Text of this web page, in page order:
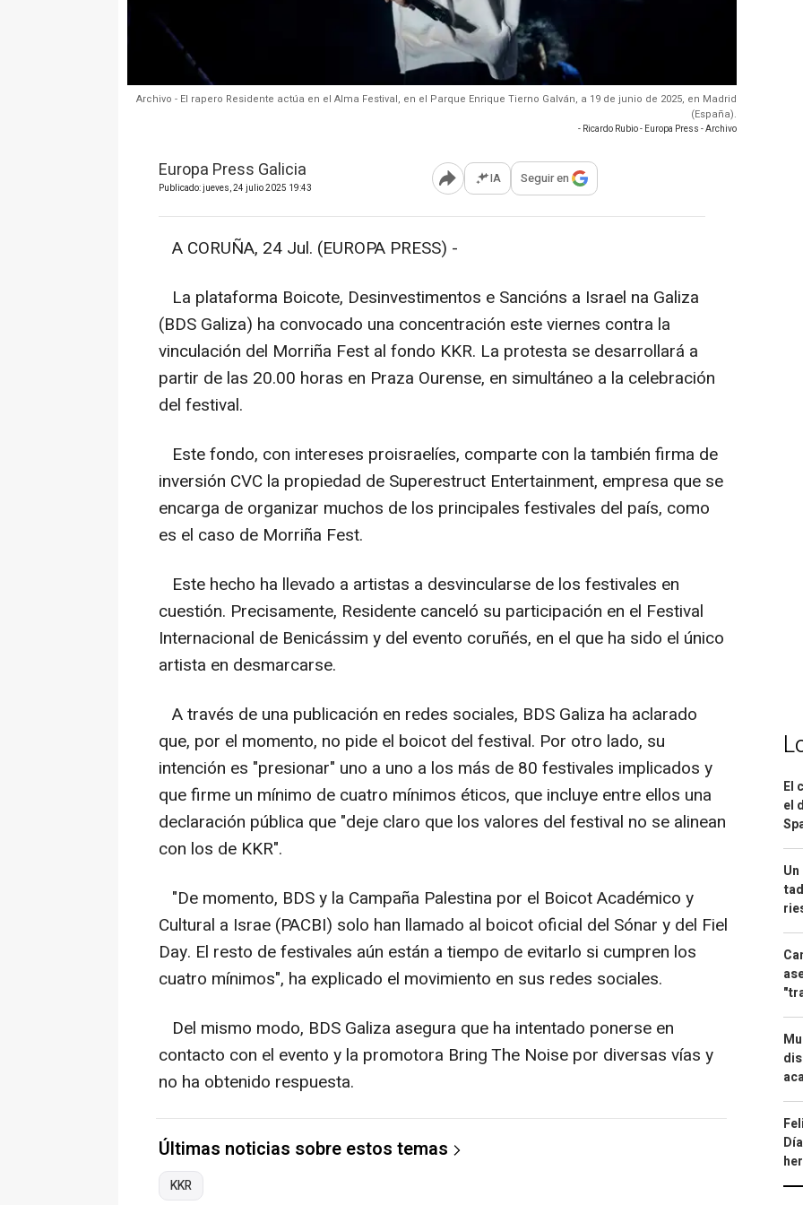
Archivo - El rapero Residente actúa en el Alma Festival, en el Parque Enrique Tierno Galván, a 19 de junio de 2025, en Madrid
(España).
- Ricardo Rubio - Europa Press - Archivo
Europa Press Galicia
Publicado: jueves, 24 julio 2025 19:43 Abrir opciones para compartir
IA Seguir en
A CORUÑA, 24 Jul. (EUROPA PRESS) -
La plataforma Boicote, Desinvestimentos e Sancións a Israel na Galiza
(BDS Galiza) ha convocado una concentración este viernes contra la
vinculación del Morriña Fest al fondo KKR. La protesta se desarrollará a
partir de las 20.00 horas en Praza Ourense, en simultáneo a la celebración
del festival.
Este fondo, con intereses proisraelíes, comparte con la también firma de
inversión CVC la propiedad de Superestruct Entertainment, empresa que se
encarga de organizar muchos de los principales festivales del país, como
es el caso de Morriña Fest.
Este hecho ha llevado a artistas a desvincularse de los festivales en
cuestión. Precisamente, Residente canceló su participación en el Festival
Internacional de Benicássim y del evento coruñés, en el que ha sido el único
artista en desmarcarse.
A través de una publicación en redes sociales, BDS Galiza ha aclarado
que, por el momento, no pide el boicot del festival. Por otro lado, su
intención es "presionar" uno a uno a los más de 80 festivales implicados y
que firme un mínimo de cuatro mínimos éticos, que incluye entre ellos una
declaración pública que "deje claro que los valores del festival no se alinean
con los de KKR".
"De momento, BDS y la Campaña Palestina por el Boicot Académico y
Cultural a Israe (PACBI) solo han llamado al boicot oficial del Sónar y del Fiel
Day. El resto de festivales aún están a tiempo de evitarlo si cumpren los
cuatro mínimos", ha explicado el movimiento en sus redes sociales.
Del mismo modo, BDS Galiza asegura que ha intentado ponerse en
contacto con el evento y la promotora Bring The Noise por diversas vías y
no ha obtenido respuesta.
Últimas noticias sobre estos temas
KKR
El
el